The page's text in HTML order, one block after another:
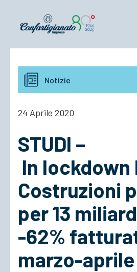
Notizie e Documenti
Confartigianato
Cosa Facciamo
ACCEDI
Notizie
24 Aprile 2020
STUDI –
In lockdown
Costruzioni
per 13
-62%
marzo-